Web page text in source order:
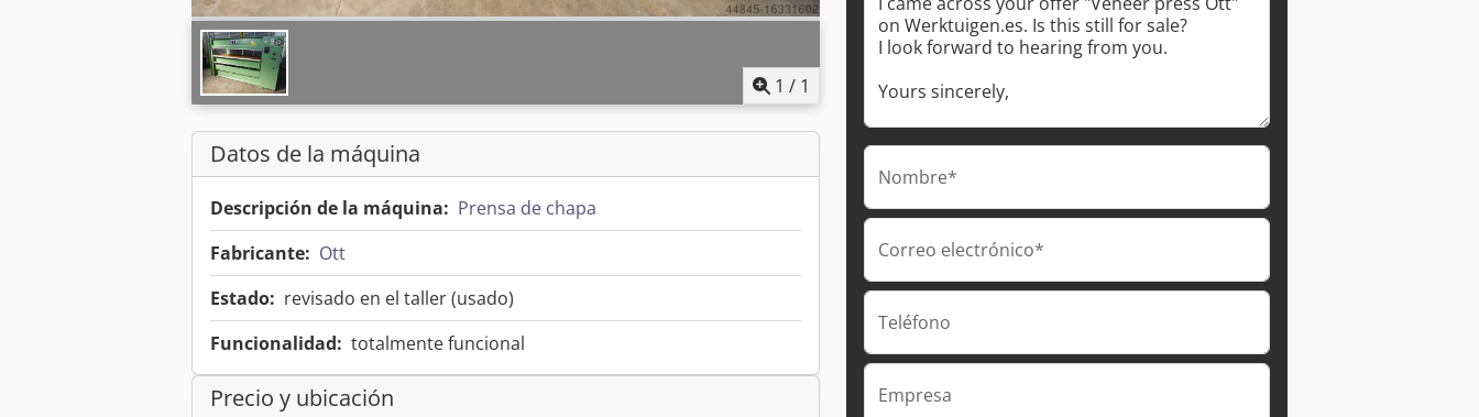
1 / 1
Datos de la máquina
Descripción de la máquina: Prensa de chapa
Fabricante: Ott
Estado: revisado en el taller (usado)
Funcionalidad: totalmente funcional
Precio y ubicación
Nombre*
Correo electrónico*
Teléfono
Empresa